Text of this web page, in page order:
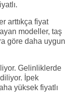
arttıkça fiyat
modeller, taş
göre daha uygun
Gelinliklerde
İpek
yüksek fiyatlı